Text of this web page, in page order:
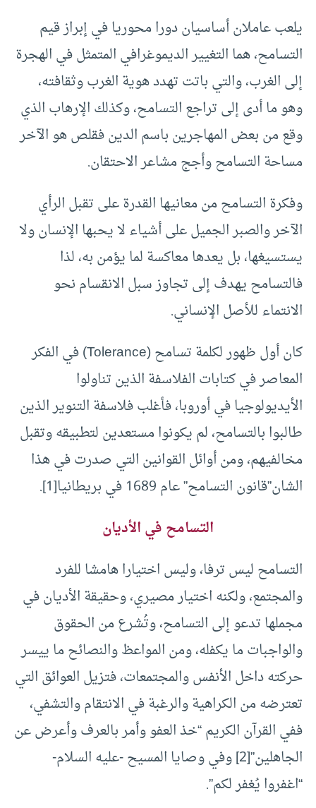
يلعب عاملان أساسيان دورا محوريا في إبراز قيم
التسامح، هما التغيير الديموغرافي المتمثل في الهجرة
إلى الغرب، والتي باتت تهدد هوية الغرب وثقافته،
وهو ما أدى إلى تراجع التسامح، وكذلك الإرهاب الذي
وقع من بعض المهاجرين باسم الدين فقلص هو الآخر
مساحة التسامح وأجج مشاعر الاحتقان.
وفكرة التسامح من معانيها القدرة على تقبل الرأي
الآخر والصبر الجميل على أشياء لا يحبها الإنسان ولا
يستسيغها، بل يعدها معاكسة لما يؤمن به، لذا
فالتسامح يهدف إلى تجاوز سبل الانقسام نحو
الانتماء للأصل الإنساني.
كان أول ظهور لكلمة تسامح (Tolerance) في الفكر
المعاصر في كتابات الفلاسفة الذين تناولوا
الأيديولوجيا في أوروبا، فأغلب فلاسفة التنوير الذين
طالبوا بالتسامح، لم يكونوا مستعدين لتطبيقه وتقبل
مخالفيهم، ومن أوائل القوانين التي صدرت في هذا
الشان”قانون التسامح” عام 1689 في بريطانيا
[1]
.
التسامح في الأديان
التسامح ليس ترفا، وليس اختيارا هامشا للفرد
والمجتمع، ولكنه اختيار مصيري، وحقيقة الأديان في
مجملها تدعو إلى التسامح، وتُشرع من الحقوق
والواجبات ما يكفله، ومن المواعظ والنصائح ما ييسر
حركته داخل الأنفس والمجتمعات، فتزيل العوائق التي
تعترضه من الكراهية والرغبة في الانتقام والتشفي،
ففي القرآن الكريم “خذ العفو وأمر بالعرف وأعرض عن
الجاهلين”[2] وفي وصايا المسيح -عليه السلام-
“اغفروا يُغفر لكم”.